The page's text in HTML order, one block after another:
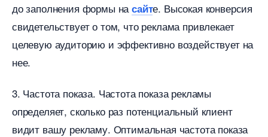
до заполнения формы насайте. Высокая конверсия
свидетельствует о том, что реклама привлекает
целевую аудиторию и эффективно воздействует на
нее.
3. Частота показа. Частота показа рекламы
определяет, сколько раз потенциальный клиент
идит вашу рекламу. Оптимальная частота показа